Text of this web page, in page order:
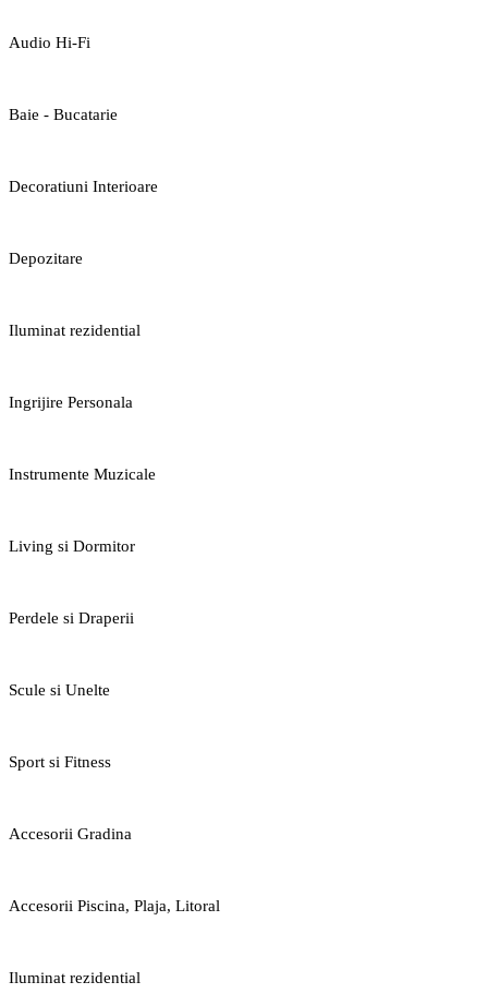
Audio Hi-Fi
Baie - Bucatarie
Decoratiuni Interioare
Depozitare
Iluminat rezidential
Ingrijire Personala
Instrumente Muzicale
Living si Dormitor
Perdele si Draperii
Scule si Unelte
Sport si Fitness
Accesorii Gradina
Accesorii Piscina, Plaja, Litoral
Iluminat rezidential